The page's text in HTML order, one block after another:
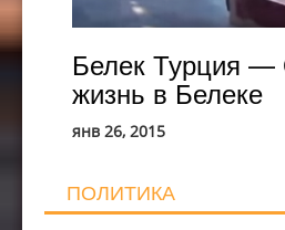
Белек Турция —
жизнь в Белеке
янв 26, 2015
ПОЛИТИКА